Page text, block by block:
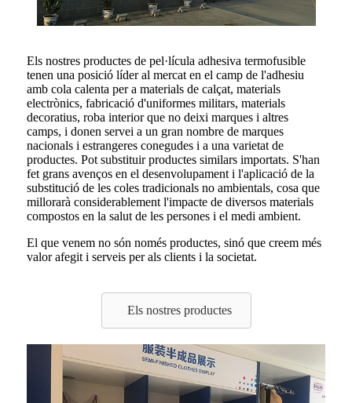
Els nostres productes de pel·lícula adhesiva termofusible
tenen una posició líder al mercat en el camp de l'adhesiu
amb cola calenta per a materials de calçat, materials
electrònics, fabricació d'uniformes militars, materials
decoratius, roba interior que no deixi marques i altres
camps, i donen servei a un gran nombre de marques
nacionals i estrangeres conegudes i a una varietat de
productes. Pot substituir productes similars importats. S'han
fet grans avenços en el desenvolupament i l'aplicació de la
substitució de les coles tradicionals no ambientals, cosa que
millorarà considerablement l'impacte de diversos materials
compostos en la salut de les persones i el medi ambient.
El que venem no són només productes, sinó que creem més
valor afegit i serveis per als clients i la societat.
Els nostres productes